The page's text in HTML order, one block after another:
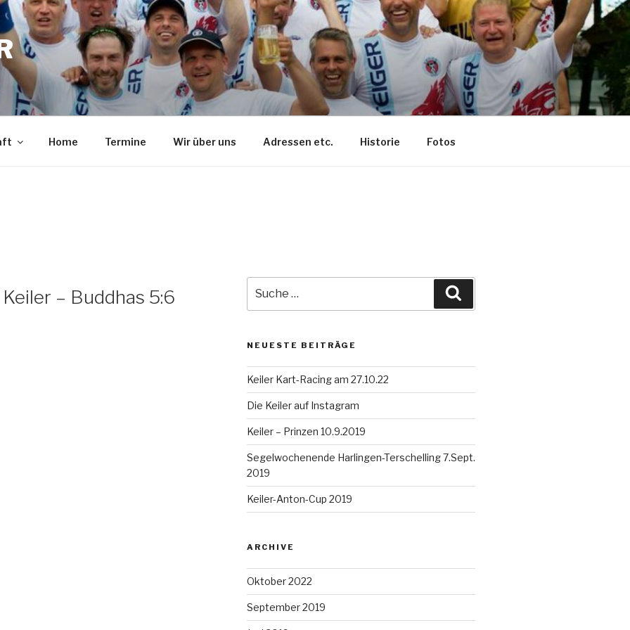
Home Termine Wir über uns Adressen etc. Historie Fotos
Keiler – Buddhas 5:6
nach:
NEUESTE BEITRÄGE
Keiler Kart-Racing am 27.10.22
Die Keiler auf Instagram
Keiler – Prinzen 10.9.2019
Segelwochenende Harlingen-Terschelling 7.Sept.
2019
Keiler-Anton-Cup 2019
ARCHIVE
Oktober 2022
September 2019